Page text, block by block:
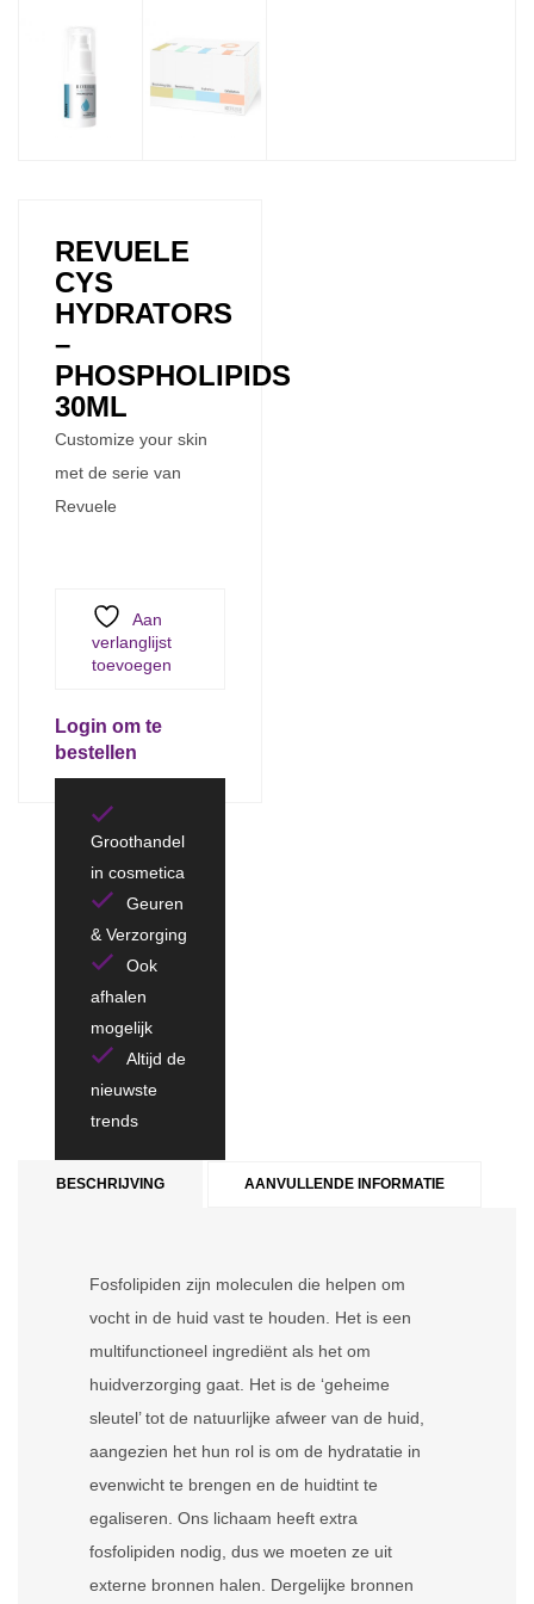
REVUELE
CYS
HYDRATORS
–
PHOSPHOLIPIDS
30ML
Customize your skin
met de serie van
Revuele
Aan
verlanglijst
toevoegen
Login om te
bestellen
Groothandel
in cosmetica
Geuren
& Verzorging
Ook
afhalen
mogelijk
Altijd de
nieuwste
trends
BESCHRIJVING AANVULLENDE INFORMATIE
Fosfolipiden zijn moleculen die helpen om
vocht in de huid vast te houden. Het is een
multifunctioneel ingrediënt als het om
huidverzorging gaat. Het is de ‘geheime
sleutel’ tot de natuurlijke afweer van de huid,
aangezien het hun rol is om de hydratatie in
evenwicht te brengen en de huidtint te
egaliseren. Ons lichaam heeft extra
fosfolipiden nodig, dus we moeten ze uit
externe bronnen halen. Dergelijke bronnen